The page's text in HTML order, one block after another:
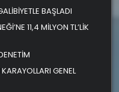
BAŞLADI
11,4 MİLYON TL’LİK
GENEL